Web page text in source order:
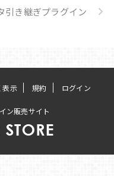
引き継ぎプラグイン
表示 規約 ログイン
ン販売サイト